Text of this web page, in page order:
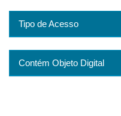
Tipo de Acesso
Contém Objeto Digital